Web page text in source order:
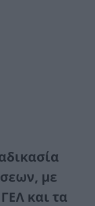
, με
και τα